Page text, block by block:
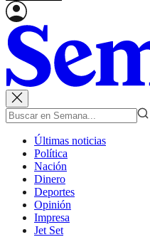
Últimas noticias
Política
Nación
Dinero
Deportes
Opinión
Impresa
Jet Set